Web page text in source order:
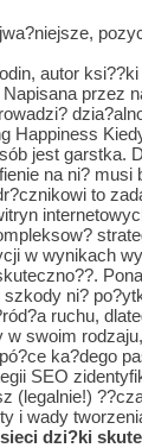
autor
przez
Happiness
jest garstka.
na ni?
to
w wynikach
ni?
ruchu,
swoim
ka?dego
SEO
(legalnie!)
i wady
dzi?ki